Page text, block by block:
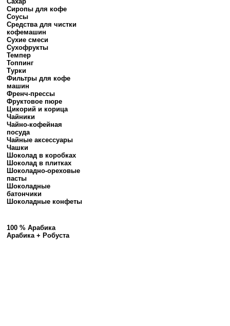
Сиропы для кофе
Соусы
Средства для чистки
кофемашин
Сухие смеси
Сухофрукты
Темпер
Топпинг
Турки
Фильтры для кофе
машин
Френч-прессы
Фруктовое пюре
Цикорий и корица
Чайники
Чайно-кофейная
посуда
Чайные аксессуары
Чашки
Шоколад в коробках
Шоколад в плитках
Шоколадно-ореховые
пасты
Шоколадные
батончики
Шоколадные конфеты
100 % Арабика
Арабика + Робуста